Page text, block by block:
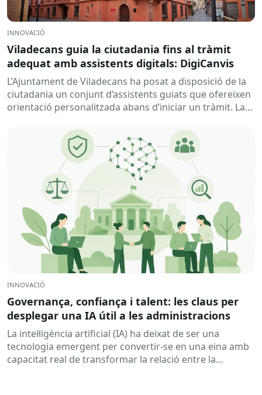
INNOVACIÓ
Viladecans guia la ciutadania fins al tràmit
adequat amb assistents digitals: DigiCanvis
L’Ajuntament de Viladecans ha posat a disposició de la
ciutadania un conjunt d’assistents guiats que ofereixen
orientació personalitzada abans d’iniciar un tràmit. La
INNOVACIÓ
Governança, confiança i talent: les claus per
desplegar una IA útil a les administracions
La intel·ligència artificial (IA) ha deixat de ser una
tecnologia emergent per convertir-se en una eina amb
capacitat real de transformar la relació entre la